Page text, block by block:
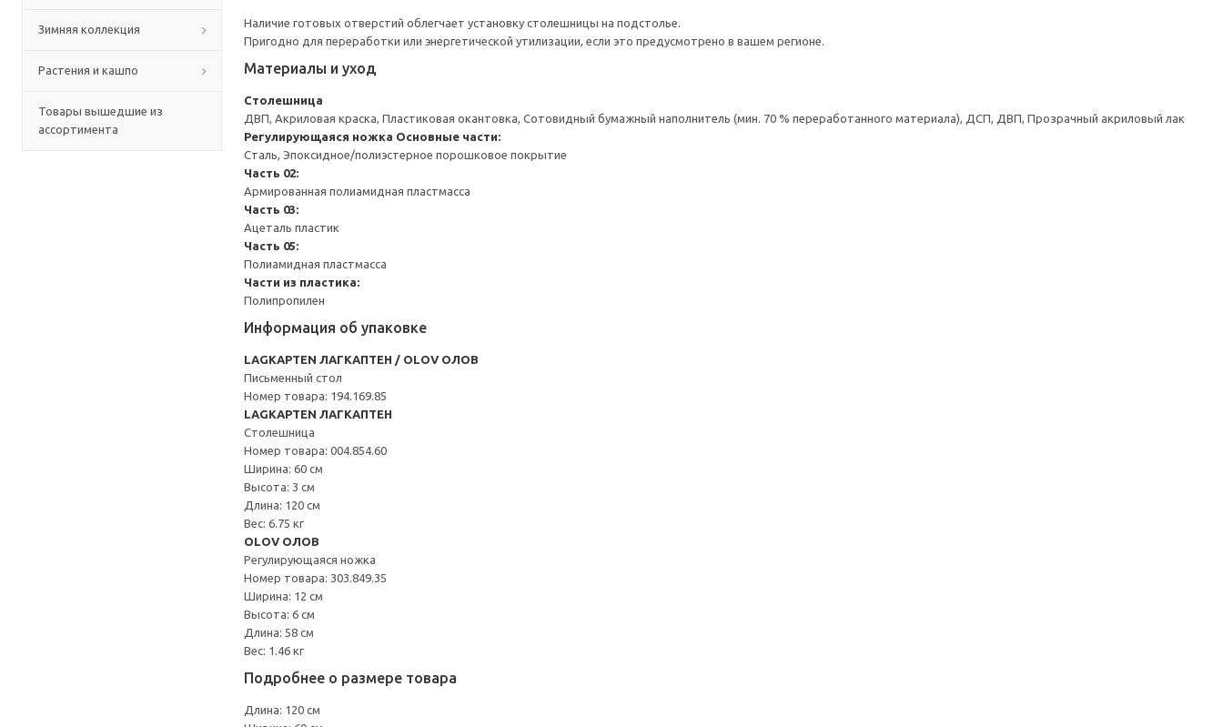
Зимняя коллекция
Растения и кашпо
Товары вышедшие из
ассортимента
Наличие готовых отверстий облегчает установку столешницы на подстолье.
Пригодно для переработки или энергетической утилизации, если это предусмотрено в вашем регионе.
Материалы и уход
Столешница
ДВП, Акриловая краска, Пластиковая окантовка, Сотовидный бумажный наполнитель (мин. 70 % переработанного материала), ДСП, ДВП, Прозрачный акриловый лак
Регулирующаяся ножка Основные части:
Сталь, Эпоксидное/полиэстерное порошковое покрытие
Часть 02:
Армированная полиамидная пластмасса
Часть 03:
Ацеталь пластик
Часть 05:
Полиамидная пластмасса
Части из пластика:
Полипропилен
Информация об упаковке
LAGKAPTEN ЛАГКАПТЕН / OLOV ОЛОВ
Письменный стол
Номер товара: 194.169.85
LAGKAPTEN ЛАГКАПТЕН
Столешница
Номер товара: 004.854.60
Ширина: 60 см
Высота: 3 см
Длина: 120 см
Вес: 6.75 кг
OLOV ОЛОВ
Регулирующаяся ножка
Номер товара: 303.849.35
Ширина: 12 см
Высота: 6 см
Длина: 58 см
Вес: 1.46 кг
Подробнее о размере товара
Длина: 120 см